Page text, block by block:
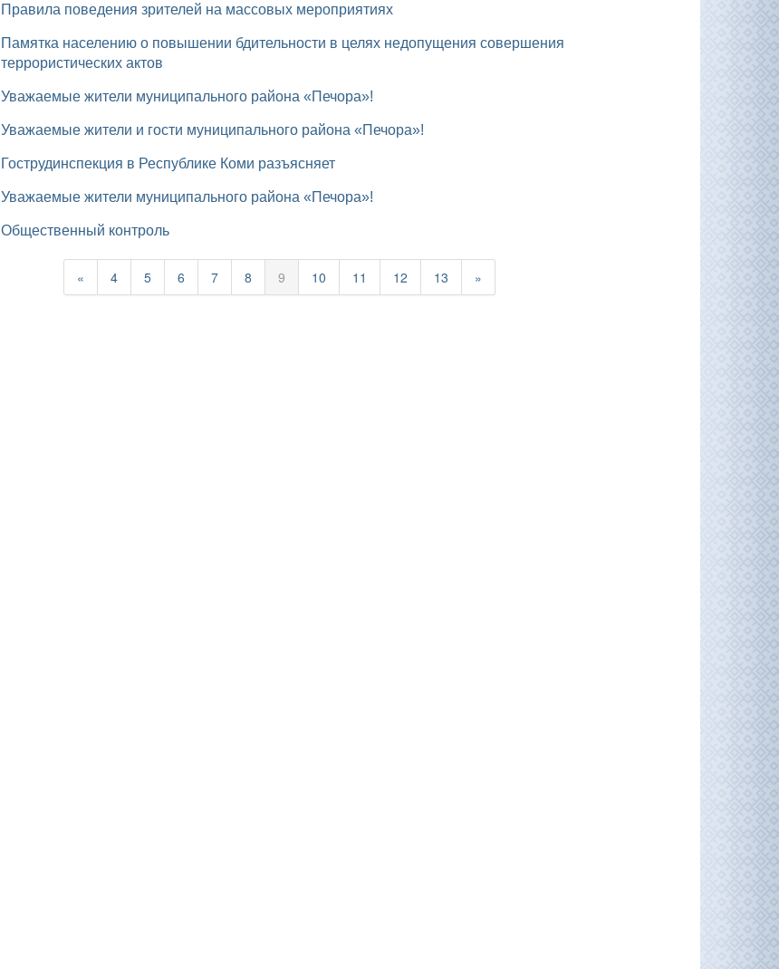
Правила поведения зрителей на массовых мероприятиях
Памятка населению о повышении бдительности в целях недопущения совершения
террористических актов
Уважаемые жители муниципального района «Печора»!
Уважаемые жители и гости муниципального района «Печора»!
Гострудинспекция в Республике Коми разъясняет
Уважаемые жители муниципального района «Печора»!
Общественный контроль
« 4 5 6 7 8 9 10 11 12 13 »